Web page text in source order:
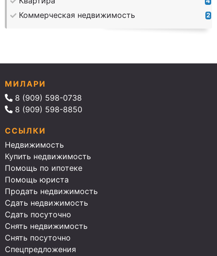
Коммерческая недвижимость 2
МИЛАРИ
8 (909) 598-0738
8 (909) 598-8850
ССЫЛКИ
Недвижимость
Купить недвижимость
Помощь по ипотеке
Помощь юриста
Продать недвижимость
Сдать недвижимость
Сдать посуточно
Снять недвижимость
Снять посуточно
Спецпредложения